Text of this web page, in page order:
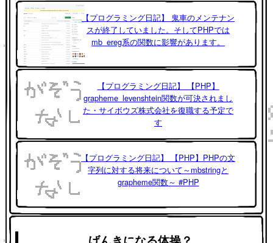
【プログラミング日記】 鬼車のメンテナン
スが終了していました。そしてPHPでは
mb_ereg系の関数に影響があります。
【プログラミング日記】 【PHP】
grapheme_levenshtein関数が可決されまし
た・サイボウズ株式会社を復職する予定で
す
【プログラミング日記】 【PHP】PHPの文
字列に対する将来について～mbstringと
grapheme関数～ #PHP